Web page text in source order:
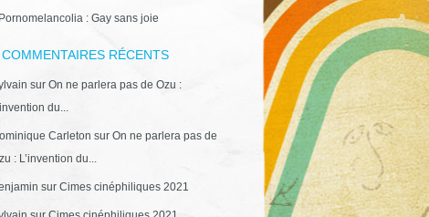
Pornomelancolia : Gay sans joie
COMMENTAIRES RÉCENTS
sur On ne parlera pas de Ozu :
du...
Carleton sur On ne parlera pas de
: L’invention du...
sur Cimes cinéphiliques 2021